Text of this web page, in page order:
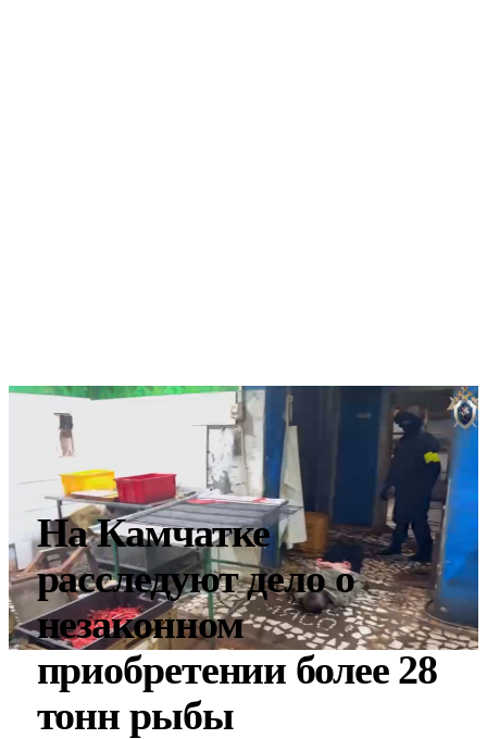
На Камчатке
расследуют дело о
незаконном
приобретении более 28
тонн рыбы